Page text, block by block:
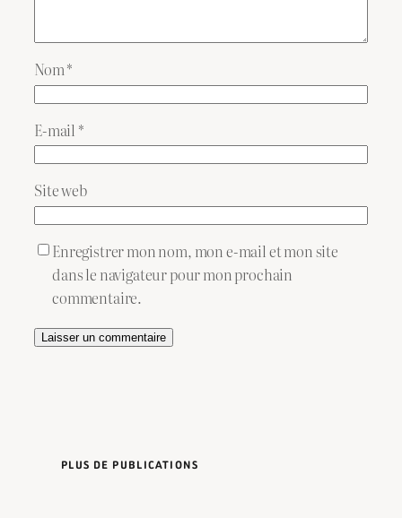
Nom*
E-mail *
Site web
Enregistrer mon nom, mon e-mail et mon site
dans le navigateur pour mon prochain
commentaire.
PLUS DE PUBLICATIONS